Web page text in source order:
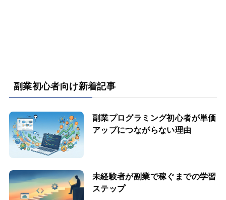
副業初心者向け新着記事
副業プログラミング初心者が単価
アップにつながらない理由
未経験者が副業で稼ぐまでの学習
ステップ